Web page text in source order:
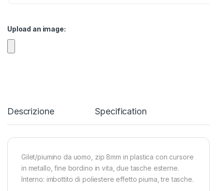
Upload an image:
Descrizione Specification
Gilet/piumino da uomo, zip 8mm in plastica con cursore
in metallo, fine bordino in vita, due tasche esterne.
Interno: imbottito di poliestere effetto piuma, tre tasche.